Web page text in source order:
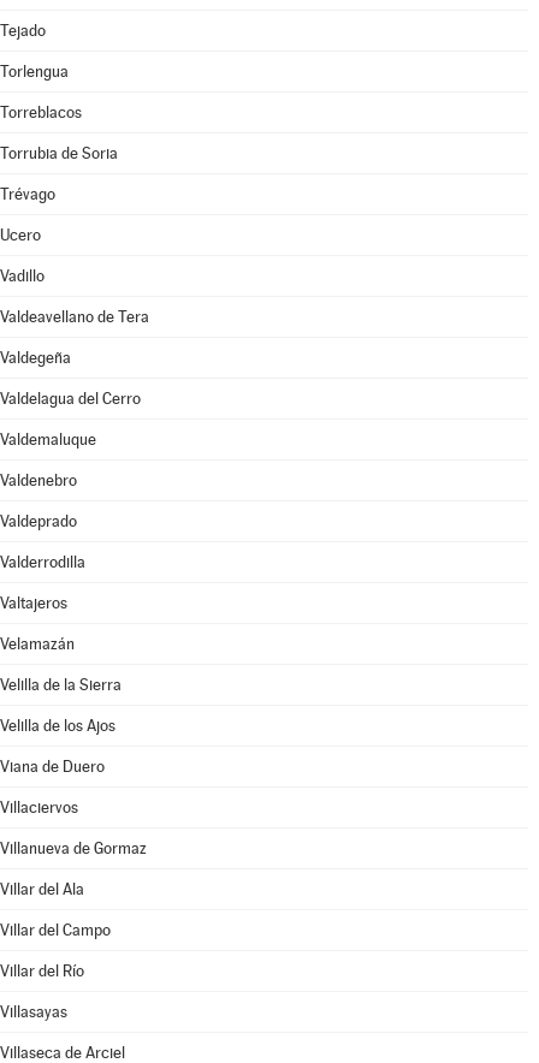
Tejado
Torlengua
Torreblacos
Torrubia de Soria
Trévago
Ucero
Vadillo
Valdeavellano de Tera
Valdegeña
Valdelagua del Cerro
Valdemaluque
Valdenebro
Valdeprado
Valderrodilla
Valtajeros
Velamazán
Velilla de la Sierra
Velilla de los Ajos
Viana de Duero
Villaciervos
Villanueva de Gormaz
Villar del Ala
Villar del Campo
Villar del Río
Villasayas
Villaseca de Arciel